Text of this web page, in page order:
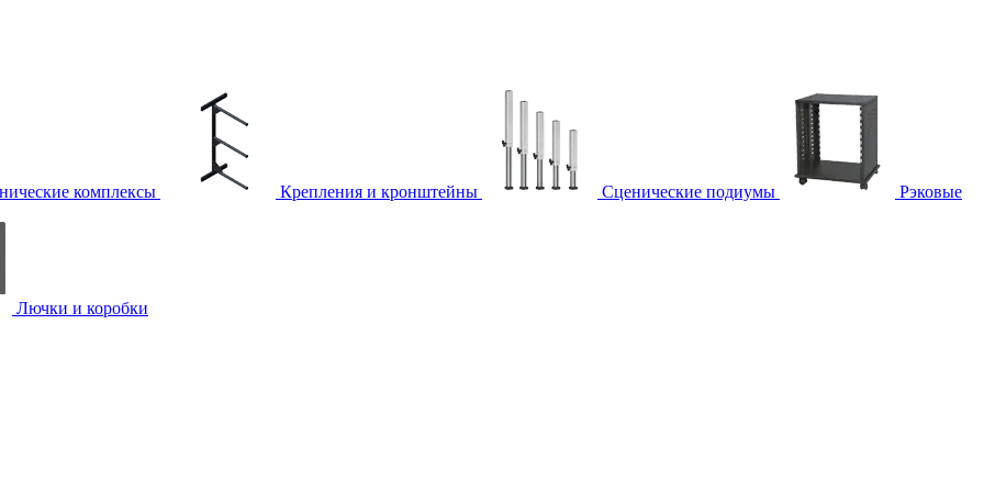
комплексы Крепления и кронштейны Сценические подиумы Рэковые
Лючки и коробки